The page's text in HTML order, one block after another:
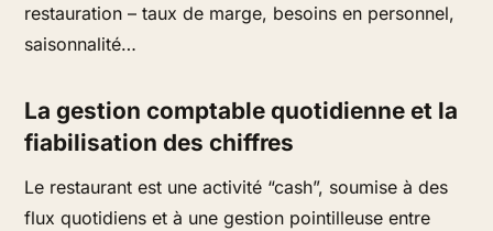
restauration – taux de marge, besoins en personnel,
saisonnalité…
La gestion comptable quotidienne et la
fiabilisation des chiffres
Le restaurant est une activité “cash”, soumise à des
flux quotidiens et à une gestion pointilleuse entre